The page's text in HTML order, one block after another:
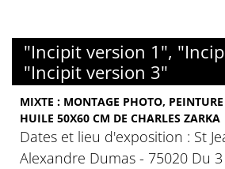
"Incipit version 1",
"Incipit version 3"
MIXTE : MONTAGE PHOTO,
HUILE 50X60 CM DE CHARLES ZARKA
Dates et lieu d'exposition : St
Alexandre Dumas - 75020 Du